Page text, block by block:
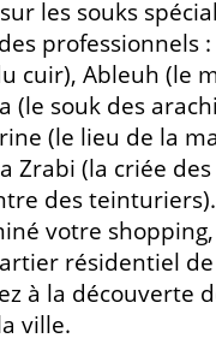
les souks
professionnels
cuir), Ableuh (le
(le souk des
(le lieu de la
Zrabi (la criée
des
votre
résidentiel
à la découverte
ville.